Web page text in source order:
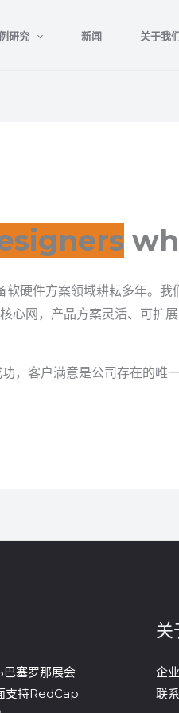
研究 新闻 关于我
软硬件方案领域耕耘多年。
心网，产品方案灵活、可扩
，客户满意是公司存在的唯
塞罗那展会
支持RedCap
关
企
联